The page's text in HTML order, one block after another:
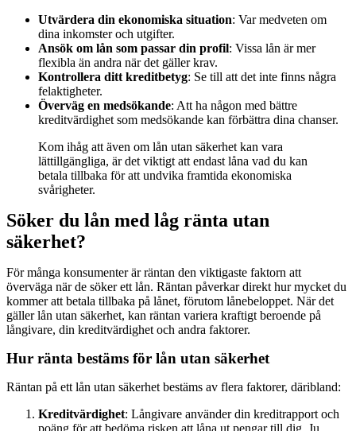
Utvärdera din ekonomiska situation: Var medveten om
dina inkomster och utgifter.
Ansök om lån som passar din profil: Vissa lån är mer
flexibla än andra när det gäller krav.
Kontrollera ditt kreditbetyg: Se till att det inte finns några
felaktigheter.
Överväg en medsökande: Att ha någon med bättre
kreditvärdighet som medsökande kan förbättra dina chanser.
Kom ihåg att även om lån utan säkerhet kan vara
lättillgängliga, är det viktigt att endast låna vad du kan
betala tillbaka för att undvika framtida ekonomiska
svårigheter.
Söker du lån med låg ränta utan
säkerhet?
För många konsumenter är räntan den viktigaste faktorn att
överväga när de söker ett lån. Räntan påverkar direkt hur mycket du
kommer att betala tillbaka på lånet, förutom lånebeloppet. När det
gäller lån utan säkerhet, kan räntan variera kraftigt beroende på
långivare, din kreditvärdighet och andra faktorer.
Hur ränta bestäms för lån utan säkerhet
Räntan på ett lån utan säkerhet bestäms av flera faktorer, däribland:
Kreditvärdighet: Långivare använder din kreditrapport och
poäng för att bedöma risken att låna ut pengar till dig. Ju